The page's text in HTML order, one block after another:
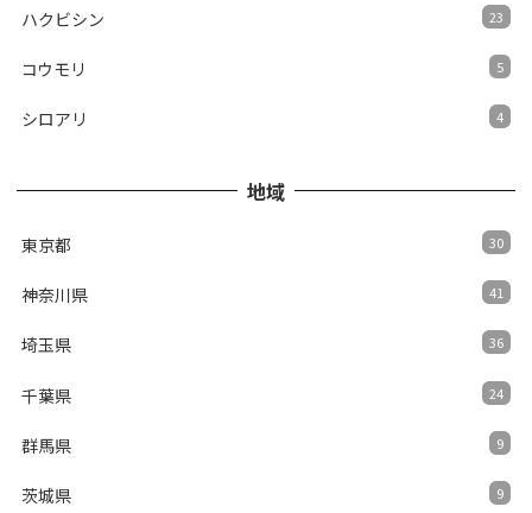
ハクビシン 23
コウモリ 5
シロアリ 4
地域
東京都 30
神奈川県 41
埼玉県 36
千葉県 24
群馬県 9
茨城県 9